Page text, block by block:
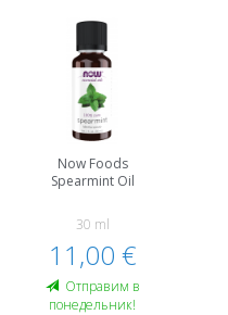
Now Foods
Spearmint Oil
30 ml
11,00 €
Oтправим в
понедельник!